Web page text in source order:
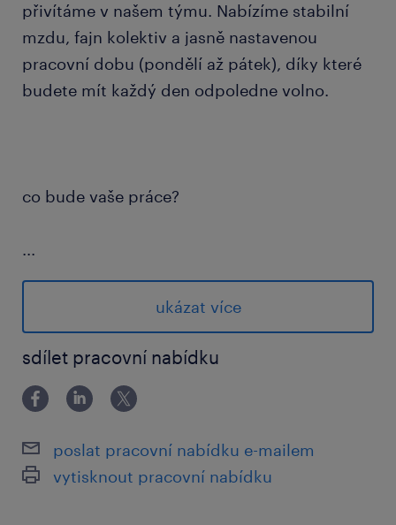
přivítáme v našem týmu. Nabízíme stabilní
mzdu, fajn kolektiv a jasně nastavenou
pracovní dobu (pondělí až pátek), díky které
budete mít každý den odpoledne volno.
co bude vaše práce?
...
zásobování výrobní linky a odvoz
hotových výrobků
práce s ručním paletovým vozíkem a
manipulace s krabicemi
jednoduchá obsluha PC – tisk štítků pro
kontrola, zda má linka správný materiál ve
správný čas
ukázat více
sdílet pracovní nabídku
poslat pracovní nabídku e-mailem
vytisknout pracovní nabídku